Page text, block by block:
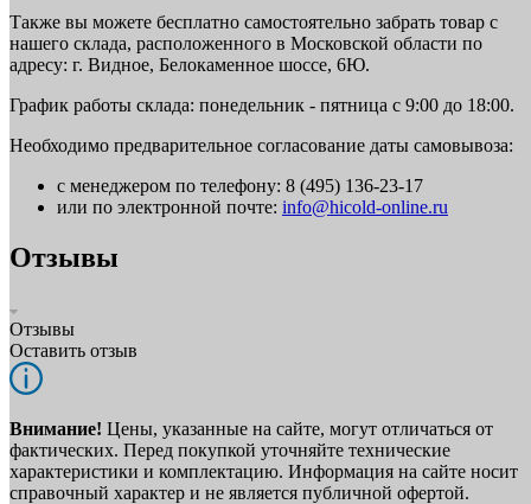
Также вы можете бесплатно самостоятельно забрать товар с
нашего склада, расположенного в Московской области по
адресу: г. Видное, Белокаменное шоссе, 6Ю.
График работы склада: понедельник - пятница с 9:00 до 18:00.
Необходимо предварительное согласование даты самовывоза:
с менеджером по телефону: 8 (495) 136-23-17
или по электронной почте: info@hicold-online.ru
Отзывы
Отзывы
Оставить отзыв
Внимание! Цены, указанные на сайте, могут отличаться от
фактических. Перед покупкой уточняйте технические
характеристики и комплектацию. Информация на сайте носит
справочный характер и не является публичной офертой.